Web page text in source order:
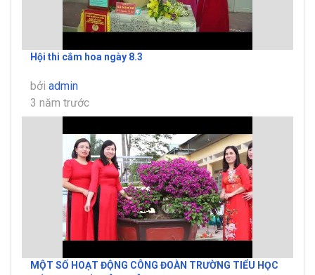
Hội thi cắm hoa ngày 8.3
bởi admin
3 năm trước
MỘT SỐ HOẠT ĐỘNG CÔNG ĐOÀN TRƯỜNG TIỂU HỌC